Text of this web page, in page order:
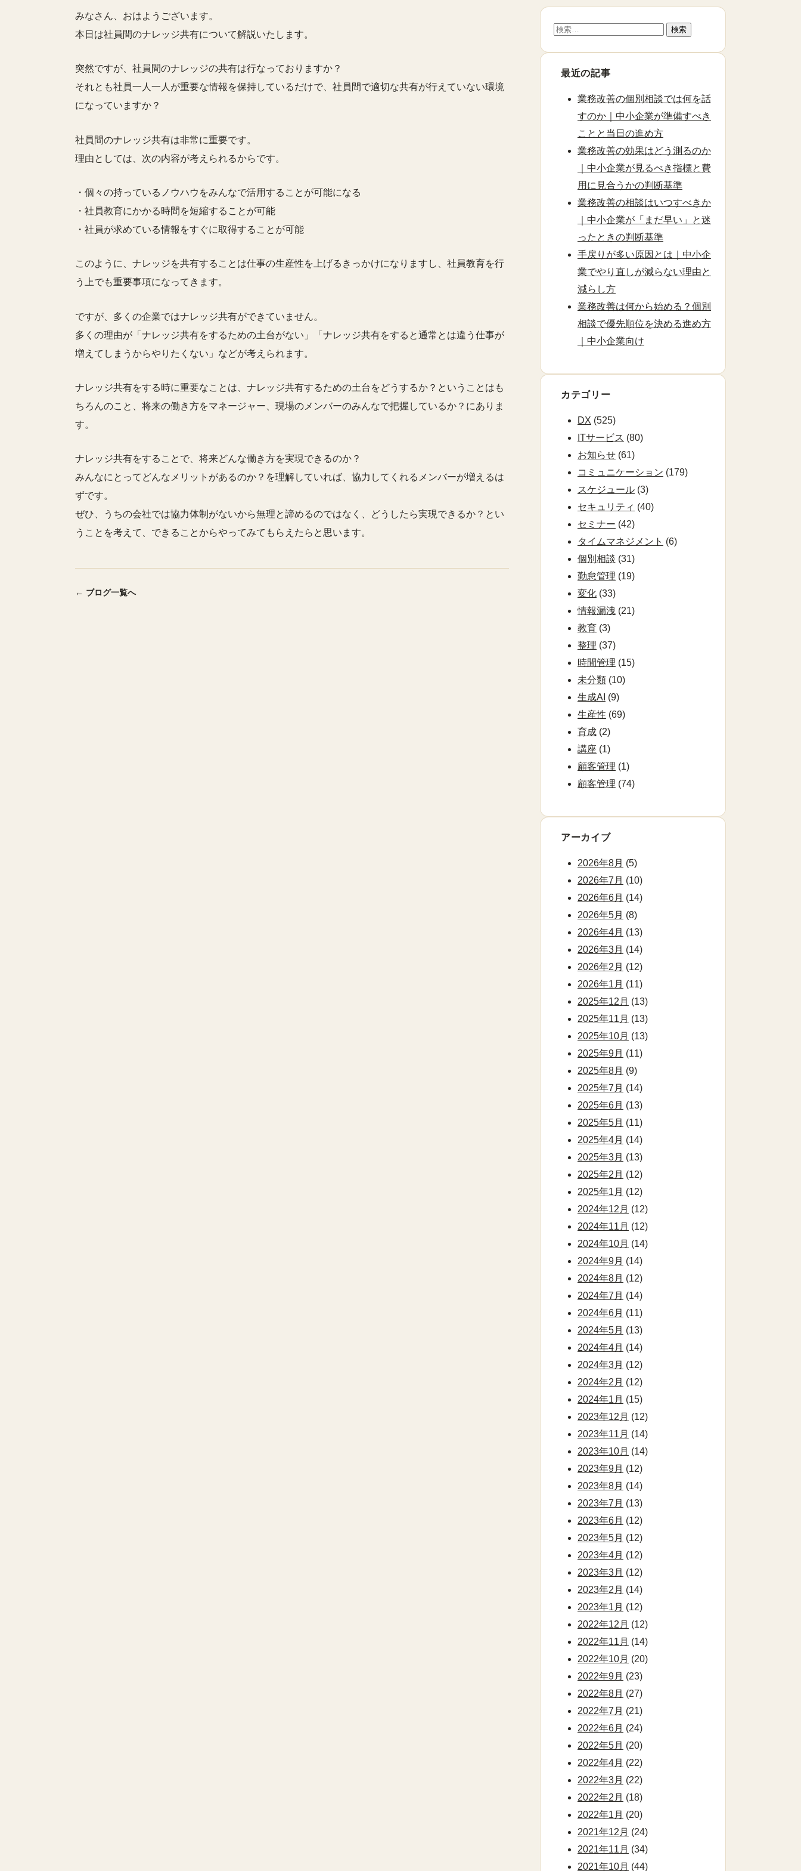
みなさん、おはようございます。
本日は社員間のナレッジ共有について解説いたします。
突然ですが、社員間のナレッジの共有は行なっておりますか？
それとも社員一人一人が重要な情報を保持しているだけで、社員間で適切な共有が行えていない環境
になっていますか？
社員間のナレッジ共有は非常に重要です。
理由としては、次の内容が考えられるからです。
・個々の持っているノウハウをみんなで活用することが可能になる
・社員教育にかかる時間を短縮することが可能
・社員が求めている情報をすぐに取得することが可能
このように、ナレッジを共有することは仕事の生産性を上げるきっかけになりますし、社員教育を行
う上でも重要事項になってきます。
ですが、多くの企業ではナレッジ共有ができていません。
多くの理由が「ナレッジ共有をするための土台がない」「ナレッジ共有をすると通常とは違う仕事が
増えてしまうからやりたくない」などが考えられます。
ナレッジ共有をする時に重要なことは、ナレッジ共有するための土台をどうするか？ということはも
ちろんのこと、将来の働き方をマネージャー、現場のメンバーのみんなで把握しているか？にありま
す。
ナレッジ共有をすることで、将来どんな働き方を実現できるのか？
みんなにとってどんなメリットがあるのか？を理解していれば、協力してくれるメンバーが増えるは
ずです。
ぜひ、うちの会社では協力体制がないから無理と諦めるのではなく、どうしたら実現できるか？とい
うことを考えて、できることからやってみてもらえたらと思います。
← ブログ一覧へ
検
最近の記事
業務改善の個別相談では何を話
すのか｜中小企業が準備すべき
ことと当日の進め方
業務改善の効果はどう測るのか
｜中小企業が見るべき指標と費
用に見合うかの判断基準
業務改善の相談はいつすべきか
｜中小企業が「まだ早い」と迷
ったときの判断基準
手戻りが多い原因とは｜中小企
業でやり直しが減らない理由と
減らし方
業務改善は何から始める？個別
相談で優先順位を決める進め方
｜中小企業向け
カテゴリー
DX (525)
ITサービス (80)
お知らせ (61)
コミュニケーション (179)
スケジュール (3)
セキュリティ (40)
セミナー (42)
タイムマネジメント (6)
個別相談 (31)
勤怠管理 (19)
変化 (33)
情報漏洩 (21)
教育 (3)
整理 (37)
時間管理 (15)
未分類 (10)
生成AI (9)
生産性 (69)
育成 (2)
講座 (1)
顧客管理 (1)
顧客管理 (74)
アーカイブ
2026年8月 (5)
2026年7月 (10)
2026年6月 (14)
2026年5月 (8)
2026年4月 (13)
2026年3月 (14)
2026年2月 (12)
2026年1月 (11)
2025年12月 (13)
2025年11月 (13)
2025年10月 (13)
2025年9月 (11)
2025年8月 (9)
2025年7月 (14)
2025年6月 (13)
2025年5月 (11)
2025年4月 (14)
2025年3月 (13)
2025年2月 (12)
2025年1月 (12)
2024年12月 (12)
2024年11月 (12)
2024年10月 (14)
2024年9月 (14)
2024年8月 (12)
2024年7月 (14)
2024年6月 (11)
2024年5月 (13)
2024年4月 (14)
2024年3月 (12)
2024年2月 (12)
2024年1月 (15)
2023年12月 (12)
2023年11月 (14)
2023年10月 (14)
2023年9月 (12)
2023年8月 (14)
2023年7月 (13)
2023年6月 (12)
2023年5月 (12)
2023年4月 (12)
2023年3月 (12)
2023年2月 (14)
2023年1月 (12)
2022年12月 (12)
2022年11月 (14)
2022年10月 (20)
2022年9月 (23)
2022年8月 (27)
2022年7月 (21)
2022年6月 (24)
2022年5月 (20)
2022年4月 (22)
2022年3月 (22)
2022年2月 (18)
2022年1月 (20)
2021年12月 (24)
2021年11月 (34)
2021年10月 (44)